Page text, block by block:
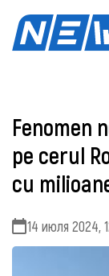
Fenomen
pe cerul
cu
14 июля 2024,